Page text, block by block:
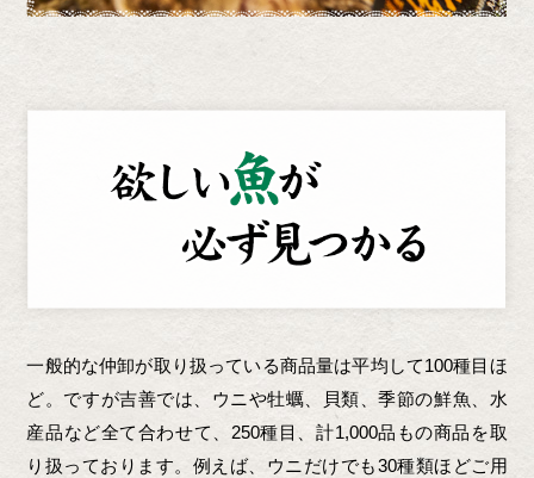
一般的な仲卸が取り扱っている商品量は平均して100種目ほ
ど。ですが吉善では、ウニや牡蠣、貝類、季節の鮮魚、水
産品など全て合わせて、250種目、計1,000品もの商品を取
り扱っております。例えば、ウニだけでも30種類ほどご用